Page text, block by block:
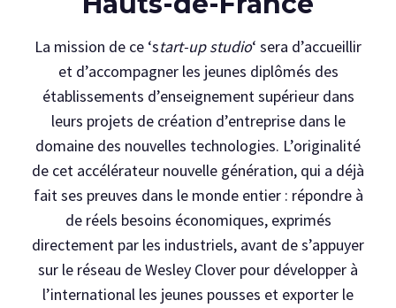
La mission de ce ‘start-up studio‘ sera d’accueillir
et d’accompagner les jeunes diplômés des
établissements d’enseignement supérieur dans
leurs projets de création d’entreprise dans le
domaine des nouvelles technologies. L’originalité
de cet accélérateur nouvelle génération, qui a déjà
fait ses preuves dans le monde entier : répondre à
de réels besoins économiques, exprimés
directement par les industriels, avant de s’appuyer
sur le réseau de Wesley Clover pour développer à
l’international les jeunes pousses et exporter le